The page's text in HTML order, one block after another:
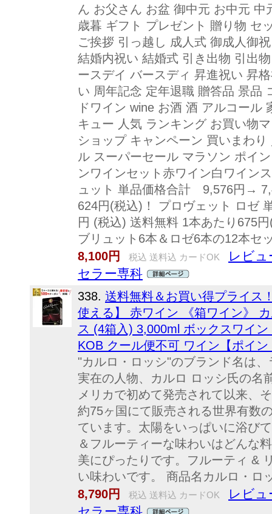
ん お父さん お盆 御中元 お中元
歳暮 ギフト プレゼント 贈り物 セ
ご挨拶 引っ越し 成人式 御成人御
結婚内祝い 結婚式 引き出物 引出
ースデイ バースディ 昇進祝い 昇
い 周年記念 定年退職 贈答品 景品
ドワイン wine お酒 酒 アルコール
キュー 人気 ランキング お買い物
ショップ キャンペーン 買いまわ
ル スーパーセール マラソン ポイ
ンワインセット赤ワイン白ワイン
ュット 単品価格合計 9,576円→
624円(税込)！ プロヴェット ロ
円 (税込) 送料無料 1本あたり675
ブリュット6本＆ロゼ6本の12本セ
8,100円
税込 送料込 カードOK
レビュ
セラー専科
338. 送料無料＆お買い得プライス
使える】 赤ワイン 《箱ワイン》
ス (4箱入) 3,000ml ボックスワイ
KOB クール便不可 ワイン【ポイン
"カルロ・ロッシ"のブランド名は
実在の人物、カルロ ロッシ氏の名
メリカで初めて発売されて以来、
約75ヶ国にて販売される世界有数
ています。太陽をいっぱいに浴び
＆フルーティーな味わいはどんな
美にぴったりです。フルーティ &
い味わいです。 商品名カルロ・ロ
8,790円
税込 送料込 カードOK
レビュ